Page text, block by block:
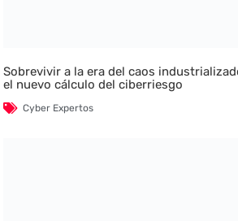
Sobrevivir a la era del caos
el nuevo cálculo del ciberriesgo
Cyber Expertos